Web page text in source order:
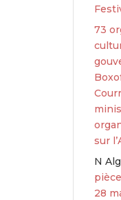
73
sur
N
28